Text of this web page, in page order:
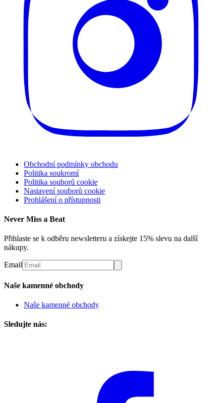
Obchodní podmínky obchodu
Politika soukromí
Politika souborů cookie
Nastavení souborů cookie
Prohlášení o přístupnosti
Never Miss a Beat
Přihlaste se k odběru newsletteru a získejte 15% slevu na další
nákupy.
Email
Naše kamenné obchody
Naše kamenné obchody
Sledujte nás: